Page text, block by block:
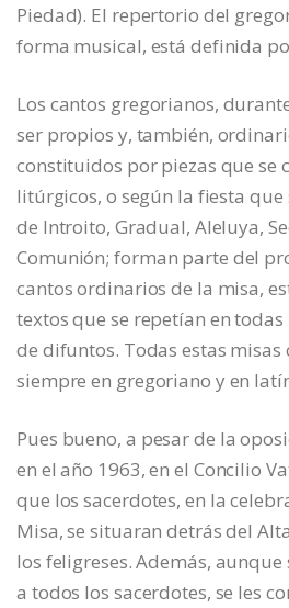
Piedad). El repertorio del
forma musical, está definida
Los cantos gregorianos,
ser propios y, también,
constituidos por piezas que se
litúrgicos, o según la fiesta que
de Introito, Gradual, Aleluya,
Comunión; forman parte del
cantos ordinarios de la misa,
textos que se repetían en
de difuntos. Todas estas misas
siempre en gregoriano y en
Pues bueno, a pesar de la
en el año 1963, en el Concilio
que los sacerdotes, en la
Misa, se situaran detrás del
los feligreses. Además,
a todos los sacerdotes, se les